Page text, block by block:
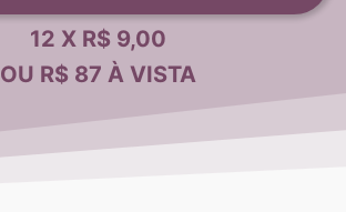
12 X R$ 9,00
OU R$ 87 À VISTA